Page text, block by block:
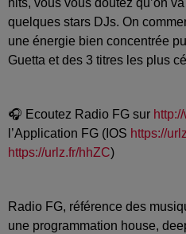
quelques stars DJs. On
une énergie bien concentrée
Guetta et des 3 titres les plus
🎧 Ecoutez Radio FG sur
l’Application FG (IOS https://
https://urlz.fr/hhZC)
Radio FG, référence des
une programmation house,